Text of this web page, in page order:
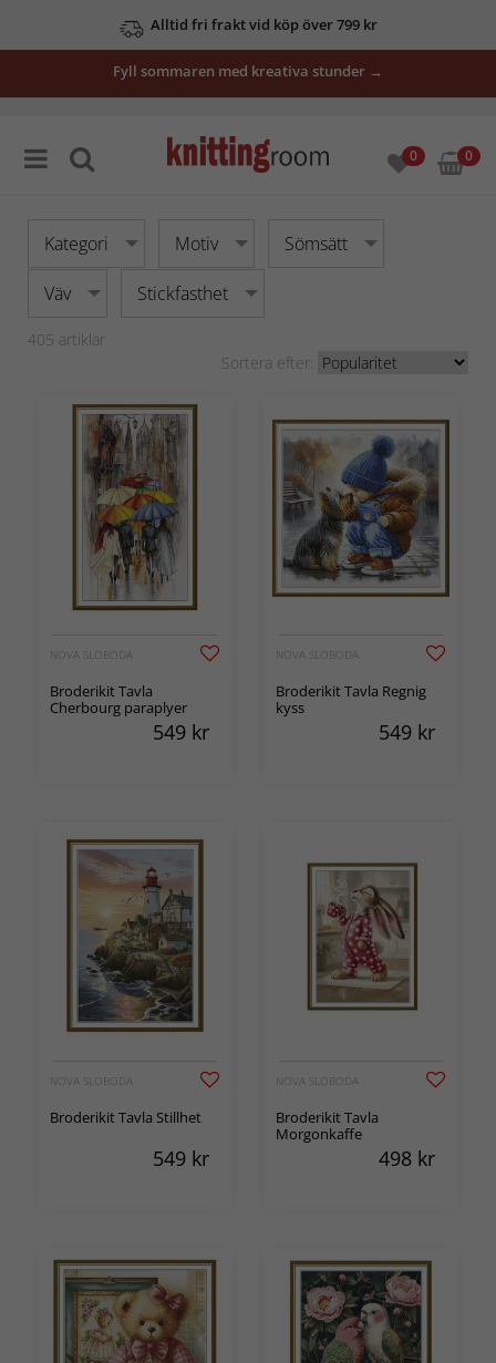
Fyll sommaren med kreativa stunder →
0 0
Kategori Motiv Sömsätt
Väv Stickfasthet
405 artiklar
Sortera efter:
NOVA SLOBODA
Broderikit Tavla
Cherbourg paraplyer
549 kr
NOVA SLOBODA
Broderikit Tavla Regnig
kyss
549 kr
NOVA SLOBODA
Broderikit Tavla Stillhet
549 kr
NOVA SLOBODA
Broderikit Tavla
Morgonkaffe
498 kr